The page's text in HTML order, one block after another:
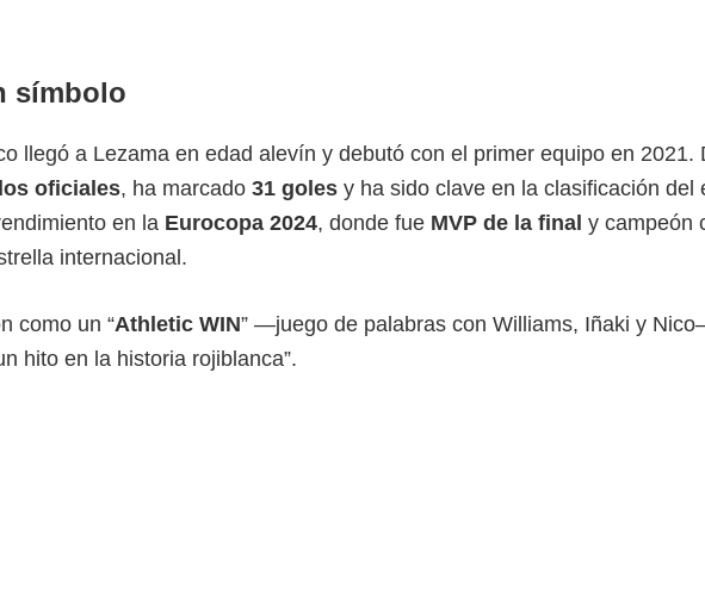
símbolo
llegó a Lezama en edad alevín y debutó con el primer equipo en 2021.
oficiales, ha marcado 31 goles y ha sido clave en la clasificación del
en la Eurocopa 2024, donde fue MVP de la final y campeón
internacional.
como un “Athletic WIN” —juego de palabras con Williams, Iñaki y
hito en la historia rojiblanca”.